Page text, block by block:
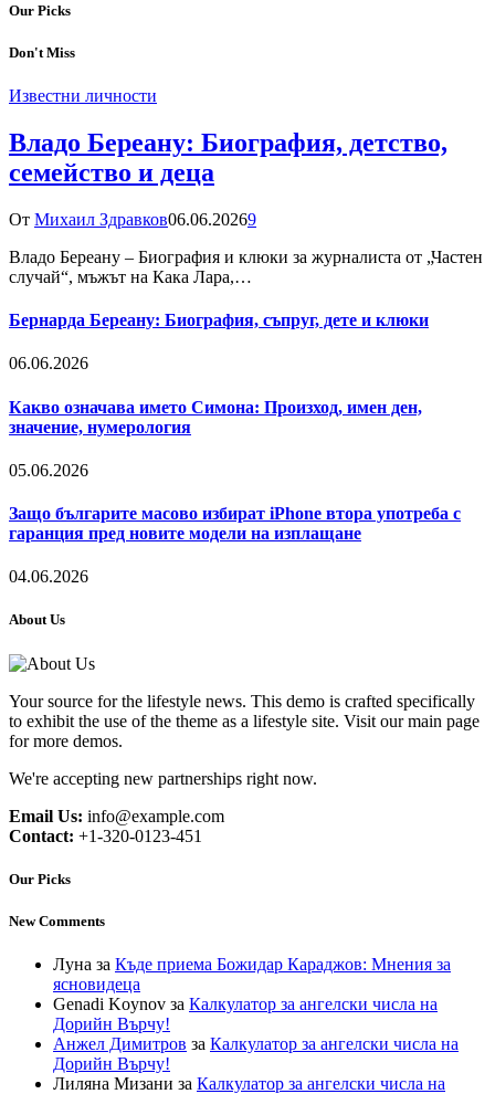
Our Picks
Don't Miss
Известни личности
Владо Береану: Биография, детство,
семейство и деца
От Михаил Здравков06.06.20269
Владо Береану – Биография и клюки за журналиста от „Частен
случай“, мъжът на Кака Лара,…
Бернарда Береану: Биография, съпруг, дете и клюки
06.06.2026
Какво означава името Симона: Произход, имен ден,
значение, нумерология
05.06.2026
Защо българите масово избират iPhone втора употреба с
гаранция пред новите модели на изплащане
04.06.2026
About Us
Your source for the lifestyle news. This demo is crafted specifically
to exhibit the use of the theme as a lifestyle site. Visit our main page
for more demos.
We're accepting new partnerships right now.
Email Us: info@example.com
Contact: +1-320-0123-451
Our Picks
New Comments
Луна за Къде приема Божидар Караджов: Мнения за
ясновидеца
Genadi Koynov за Калкулатор за ангелски числа на
Дорийн Върчу!
Анжел Димитров за Калкулатор за ангелски числа на
Дорийн Върчу!
Лиляна Мизани за Калкулатор за ангелски числа на